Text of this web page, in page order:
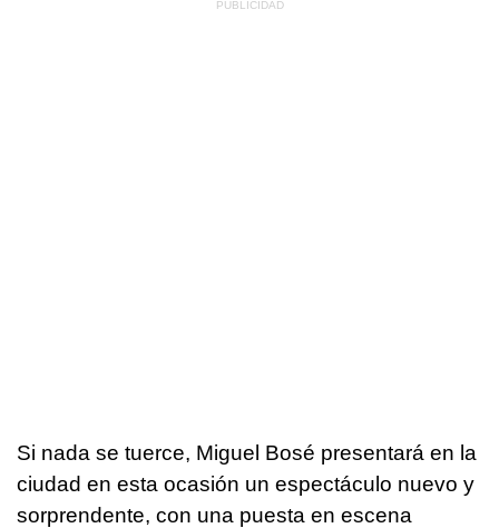
Si nada se tuerce, Miguel Bosé presentará en la
ciudad en esta ocasión un espectáculo nuevo y
sorprendente, con una puesta en escena